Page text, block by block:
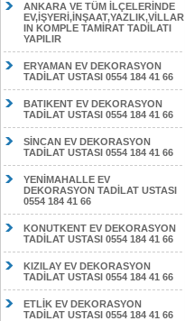
ANKARA VE TÜM İLÇELERİNDE
EV,İŞYERİ,İNŞAAT,YAZLIK,VİLLAR
IN KOMPLE TAMİRAT TADİLATI
YAPILIR
ERYAMAN EV DEKORASYON
TADİLAT USTASI 0554 184 41 66
BATIKENT EV DEKORASYON
TADİLAT USTASI 0554 184 41 66
SİNCAN EV DEKORASYON
TADİLAT USTASI 0554 184 41 66
YENİMAHALLE EV
DEKORASYON TADİLAT USTASI
0554 184 41 66
KONUTKENT EV DEKORASYON
TADİLAT USTASI 0554 184 41 66
KIZILAY EV DEKORASYON
TADİLAT USTASI 0554 184 41 66
ETLİK EV DEKORASYON
TADİLAT USTASI 0554 184 41 66